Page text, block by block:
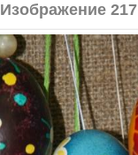
Изображение 217